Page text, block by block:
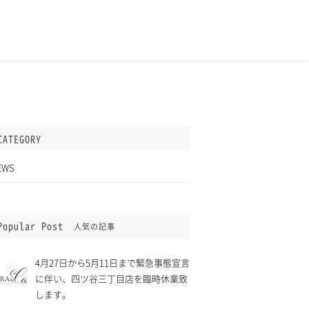
Post 人気の記事
4月27日から5月11日まで緊急事態宣言
に伴い、四ツ谷三丁目店を臨時休業致
します。